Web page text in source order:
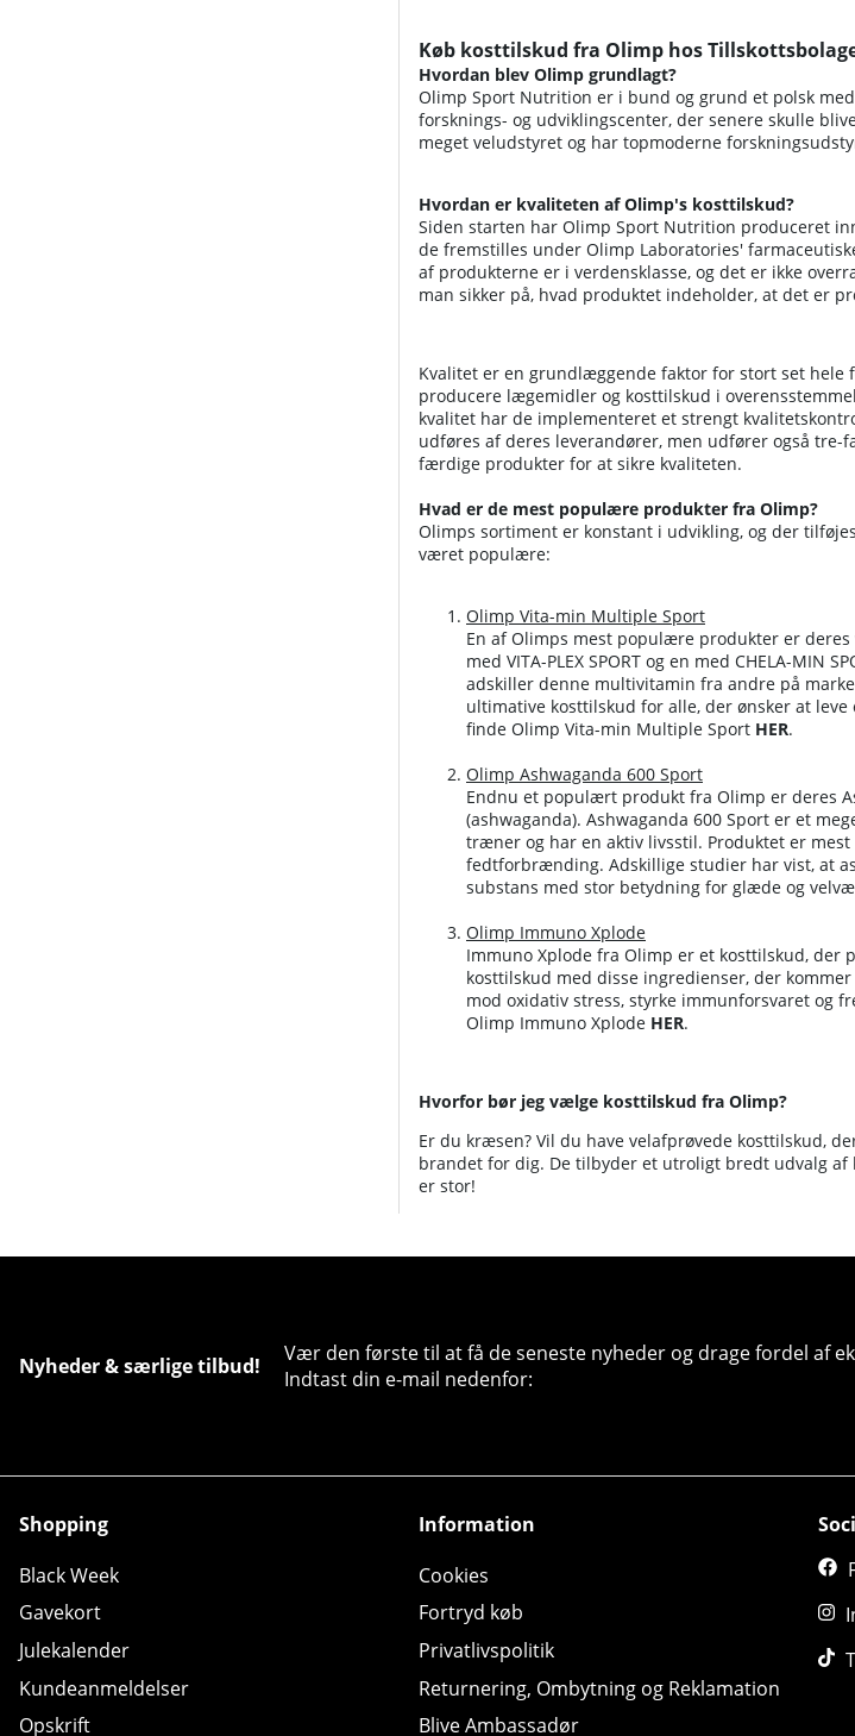
Køb kosttilskud fra Olimp hos
Hvordan blev Olimp grundlagt?
Olimp Sport Nutrition er i bund og grund et polsk
forsknings- og udviklingscenter, der senere skulle
meget veludstyret og har topmoderne
Hvordan er kvaliteten af Olimp's kosttilskud?
Siden starten har Olimp Sport Nutrition produceret
de fremstilles under Olimp Laboratories'
af produkterne er i verdensklasse, og det er ikke
man sikker på, hvad produktet indeholder, at det er
Kvalitet er en grundlæggende faktor for stort set
producere lægemidler og kosttilskud i
kvalitet har de implementeret et strengt
udføres af deres leverandører, men udfører også
færdige produkter for at sikre kvaliteten.
Hvad er de mest populære produkter fra Olimp?
Olimps sortiment er konstant i udvikling, og der
været populære:
Olimp Vita-min Multiple Sport
En af Olimps mest populære produkter er
med VITA-PLEX SPORT og en med CHELA-
adskiller denne multivitamin fra andre på
ultimative kosttilskud for alle, der ønsker at
finde Olimp Vita-min Multiple Sport HER.
Olimp Ashwaganda 600 Sport
Endnu et populært produkt fra Olimp er deres
(ashwaganda). Ashwaganda 600 Sport er et
træner og har en aktiv livsstil. Produktet er
fedtforbrænding. Adskillige studier har vist, at
substans med stor betydning for glæde og
Olimp Immuno Xplode
Immuno Xplode fra Olimp er et kosttilskud, der
kosttilskud med disse ingredienser, der
mod oxidativ stress, styrke immunforsvaret og
Olimp Immuno Xplode HER.
Hvorfor bør jeg vælge kosttilskud fra Olimp?
Er du kræsen? Vil du have velafprøvede kosttilskud,
brandet for dig. De tilbyder et utroligt bredt udvalg af
er stor!
Nyheder & særlige tilbud!
Vær den første til at få de seneste nyheder og drage fordel af
Indtast din e-mail nedenfor:
Shopping
Black Week
Gavekort
Julekalender
Kundeanmeldelser
Opskrift
Information
Cookies
Fortryd køb
Privatlivspolitik
Returnering, Ombytning og Reklamation
Blive Ambassadør